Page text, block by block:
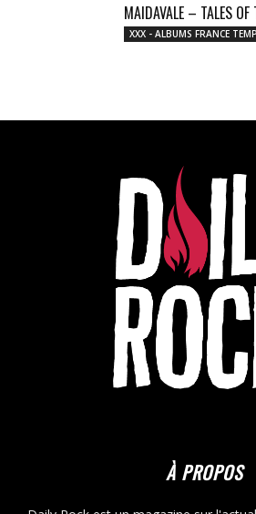
MAIDAVALE – TALES
XXX - ALBUMS FRANCE TEMP
À PROPOS